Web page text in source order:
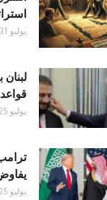
يوليو 31, 2026
قواعد
يوليو 25, 2026
يوليو 25, 2026